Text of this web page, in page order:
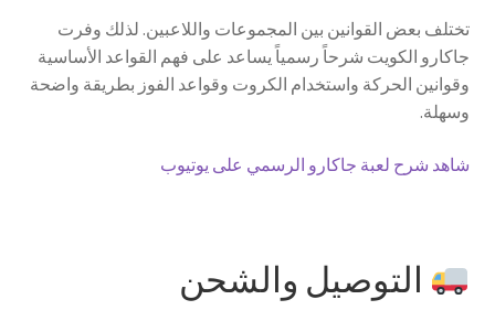
تختلف بعض القوانين بين المجموعات واللاعبين. لذلك وفرت
جاكارو الكويت شرحاً رسمياً يساعد على فهم القواعد الأساسية
وقوانين الحركة واستخدام الكروت وقواعد الفوز بطريقة واضحة
وسهلة.
شاهد شرح لعبة جاكارو الرسمي على يوتيوب
التوصيل والشحن